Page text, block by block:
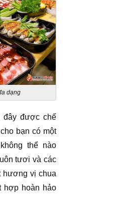
dạng
đây được chế
bạn có một
thể nào
tươi và các
hương vị chua
hợp hoàn hảo